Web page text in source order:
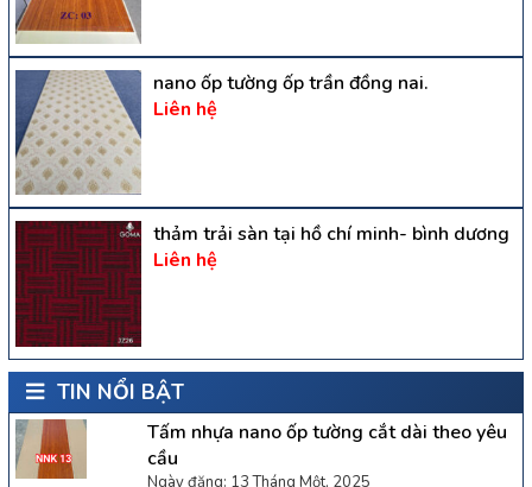
nano ốp tường ốp trần đồng nai.
Liên hệ
thảm trải sàn tại hồ chí minh- bình dương
Liên hệ
TIN NỔI BẬT
Tấm nhựa nano ốp tường cắt dài theo yêu
cầu
Ngày đăng: 13 Tháng Một, 2025